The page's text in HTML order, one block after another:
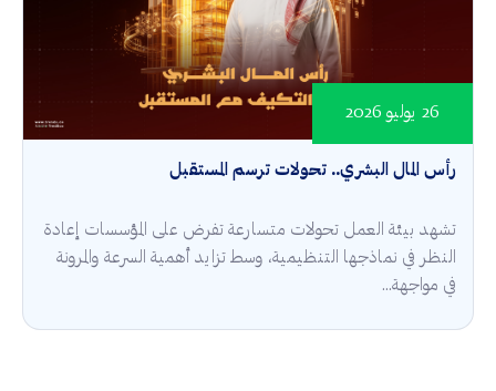
رأس المال البشري.. تحولات ترسم المستقبل
26 يوليو 2026
تشهد بيئة العمل تحولات متسارعة تفرض على المؤسسات إعادة
النظر في نماذجها التنظيمية، وسط تزايد أهمية السرعة والمرونة
في مواجهة...